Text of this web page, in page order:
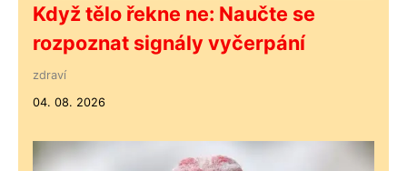
Když tělo řekne ne: Naučte se
rozpoznat signály vyčerpání
zdraví
04. 08. 2026